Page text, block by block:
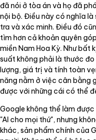
đã nói ở tòa án và họ đã
nội bộ. Điều này có nghĩa là
tra và xác minh. Điều đó
tìm hơn cả khoản quyên
miền Nam Hoa Kỳ. Như bất
suất không phải là thước
lượng, giá trị và tính toàn
năng nằm ở việc cân bằng
được với những cái có thể
Google không thể làm
"AI cho mọi thứ", nhưng
khác, sản phẩm chính của